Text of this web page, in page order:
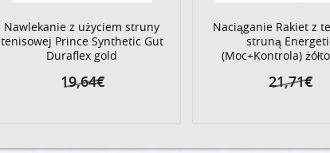
Nawlekanie z użyciem struny
tenisowej Prince Synthetic Gut
Duraflex gold
19,64€
Naciąganie Rakiet z
struną
(Moc+Kontrola)
21,71€